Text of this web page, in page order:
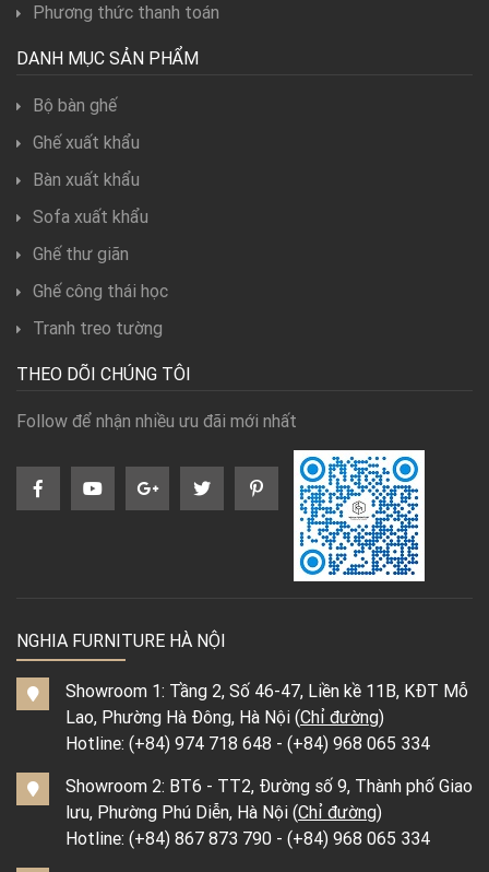
Phương thức thanh toán
DANH MỤC SẢN PHẨM
Bộ bàn ghế
Ghế xuất khẩu
Bàn xuất khẩu
Sofa xuất khẩu
Ghế thư giãn
Ghế công thái học
Tranh treo tường
THEO DÕI CHÚNG TÔI
Follow để nhận nhiều ưu đãi mới nhất
NGHIA FURNITURE HÀ NỘI
Showroom 1: Tầng 2, Số 46-47, Liền kề 11B, KĐT Mỗ
Lao, Phường Hà Đông, Hà Nội (Chỉ đường)
Hotline: (+84) 974 718 648 - (+84) 968 065 334
Showroom 2: BT6 - TT2, Đường số 9, Thành phố Giao
lưu, Phường Phú Diễn, Hà Nội (Chỉ đường)
Hotline: (+84) 867 873 790 - (+84) 968 065 334